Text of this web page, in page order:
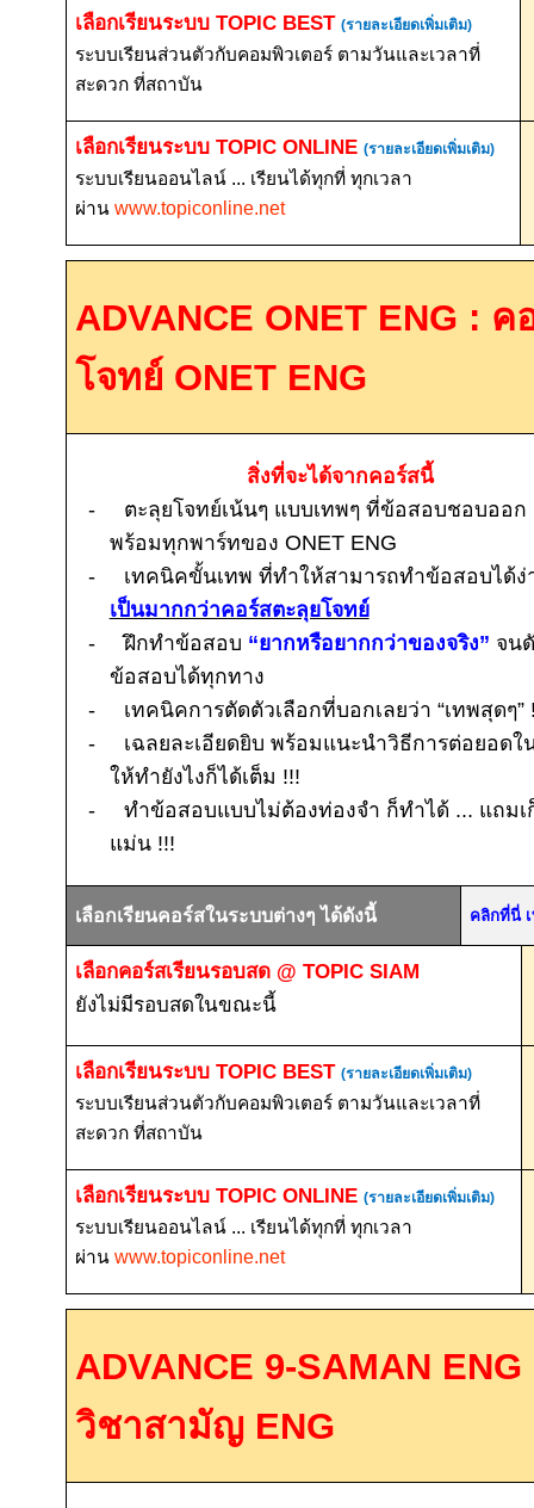
เลือกเรียนระบบTOPIC BEST (รายละเอียดเพิ่มเติม)
ระบบเรียนส่วนตัวกับคอมพิวเตอร์ ตามวันและเวลาที่
สะดวก ที่สถาบัน
เลือกเรียนระบบTOPIC ONLINE (รายละเอียดเพิ่มเติม)
ระบบเรียนออนไลน์ ... เรียนได้ทุกที่ ทุกเวลา
ผ่านwww.topiconline.net
ADVANCE ONET ENG : ค
โจทย์ ONET ENG
สิ่งที่จะได้จากคอร์สนี้
-
ตะลุยโจทย์เน้นๆ แบบเทพๆ ที่ข้อสอบชอบออก
พร้อมทุกพาร์ทของ ONET ENG
-
เทคนิคขั้นเทพ ที่ทำให้สามารถทำข้อสอบได้ง่
เป็นมากกว่าคอร์สตะลุยโจทย์
-
ฝึกทำข้อสอบ “ยากหรือยากกว่าของจริง” จน
ข้อสอบได้ทุกทาง
-
เทคนิคการตัดตัวเลือกที่บอกเลยว่า “เทพสุดๆ”
-
เฉลยละเอียดยิบ พร้อมแนะนำวิธีการต่อยอด
ให้ทำยังไงก็ได้เต็ม !!!
-
ทำข้อสอบแบบไม่ต้องท่องจำ ก็ทำได้ ... แถมเ
แม่น !!!
เลือกเรียนคอร์สในระบบต่างๆ ได้ดังนี้ คลิกที่นี่
เลือกคอร์สเรียนรอบสด @ TOPIC SIAM
ยังไม่มีรอบสดในขณะนี้
เลือกเรียนระบบTOPIC BEST (รายละเอียดเพิ่มเติม)
ระบบเรียนส่วนตัวกับคอมพิวเตอร์ ตามวันและเวลาที่
สะดวก ที่สถาบัน
เลือกเรียนระบบTOPIC ONLINE (รายละเอียดเพิ่มเติม)
ระบบเรียนออนไลน์ ... เรียนได้ทุกที่ ทุกเวลา
ผ่านwww.topiconline.net
ADVANCE 9-SAMAN
วิชาสามัญ ENG